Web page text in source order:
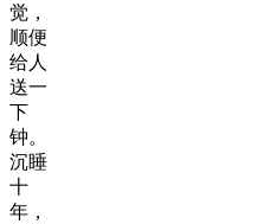
觉，
顺便
给人
送一
下
钟。
沉睡
十
年，